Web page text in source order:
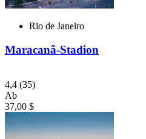
Rio de Janeiro
Maracanã-Stadion
4,4 (35)
Ab
37,00 $